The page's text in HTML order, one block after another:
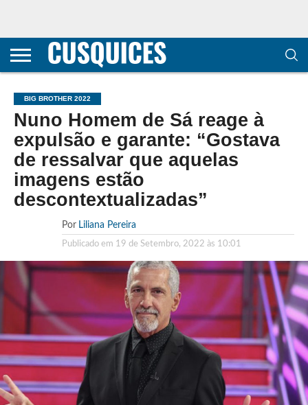
CONTACTOS
HOME
POLÍTICA DE
E COOKIES
SOBRE
TERMOS E
TRANSPARÊNCIA
METODOLOGIA
BIG BROTHER 2022
Nuno Homem de Sá reage à
expulsão e garante: “Gostava
de ressalvar que aquelas
imagens estão
descontextualizadas”
Por Liliana Pereira
Publicado em 19 de Setembro, 2022 às 10:01